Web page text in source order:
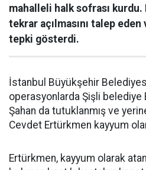
mahalleli halk sofrası kurdu.
tekrar açılmasını talep
tepki gösterdi.
İstanbul Büyükşehir
operasyonlarda Şişli belediye
Şahan da tutuklanmış ve
Cevdet Ertürkmen kayyum
Ertürkmen, kayyum olarak